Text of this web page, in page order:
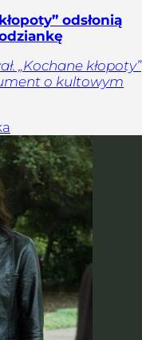
odsłonią
„Kochane kłopoty”
o kultowym